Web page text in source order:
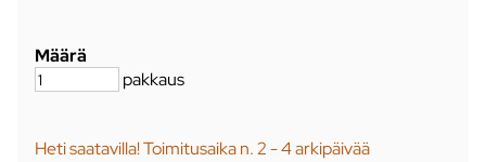
Määrä
pakkaus
Heti saatavilla! Toimitusaika n. 2 - 4 arkipäivää